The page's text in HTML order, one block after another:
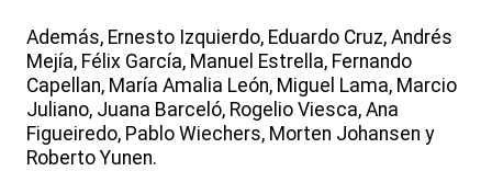
Además, Ernesto Izquierdo, Eduardo Cruz, Andrés
Mejía, Félix García, Manuel Estrella, Fernando
Capellan, María Amalia León, Miguel Lama, Marcio
Juliano, Juana Barceló, Rogelio Viesca, Ana
Figueiredo, Pablo Wiechers, Morten Johansen y
Roberto Yunen.